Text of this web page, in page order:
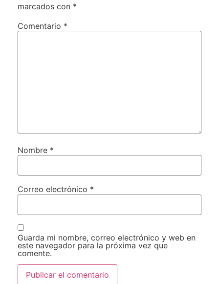
marcados con *
Comentario *
Nombre *
Correo electrónico *
Guarda mi nombre, correo electrónico y web en
este navegador para la próxima vez que
comente.